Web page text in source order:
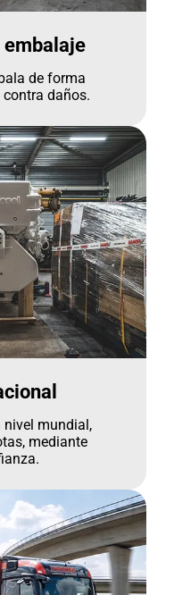
embalaje
de forma
daños.
nivel mundial,
mediante